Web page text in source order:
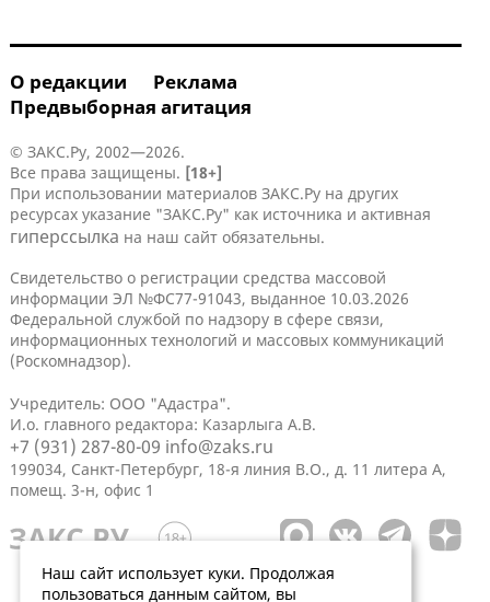
О редакции
Реклама
Предвыборная агитация
© ЗАКС.Ру, 2002—2026.
Все права защищены. [18+]
При использовании материалов ЗАКС.Ру на других
ресурсах указание "ЗАКС.Ру" как источника и активная
гиперссылка на наш сайт обязательны.
Свидетельство о регистрации средства массовой
информации ЭЛ №ФС77-91043, выданное 10.03.2026
Федеральной службой по надзору в сфере связи,
информационных технологий и массовых коммуникаций
(Роскомнадзор).
Учредитель: ООО "Адастра".
И.о. главного редактора: Казарлыга А.В.
+7 (931) 287-80-09 info@zaks.ru
199034, Санкт-Петербург, 18-я линия В.О., д. 11 литера А,
помещ. 3-н, офис 1
Наш сайт использует куки. Продолжая
пользоваться данным сайтом, вы